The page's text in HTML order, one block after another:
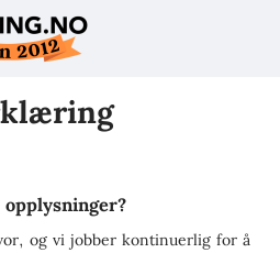
og vi jobber kontinuerlig for å